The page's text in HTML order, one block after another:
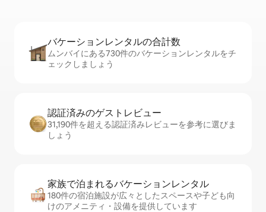
バケーションレ⁠ン⁠タ⁠ル⁠の合⁠計⁠数
ムンバイにある730件のバケーションレンタルをチ
ェックしましょう
認証済みのゲ⁠ス⁠ト⁠レ⁠ビ⁠ュ⁠ー
31,190件を超える認証済みレビューを参考に選びま
しょう
家族で泊まれるバ⁠ケ⁠ー⁠シ⁠ョ⁠ンレ⁠ン⁠タ⁠ル
180件の宿泊施設が広々としたスペースや子ども向
けのアメニティ・設備を提供しています